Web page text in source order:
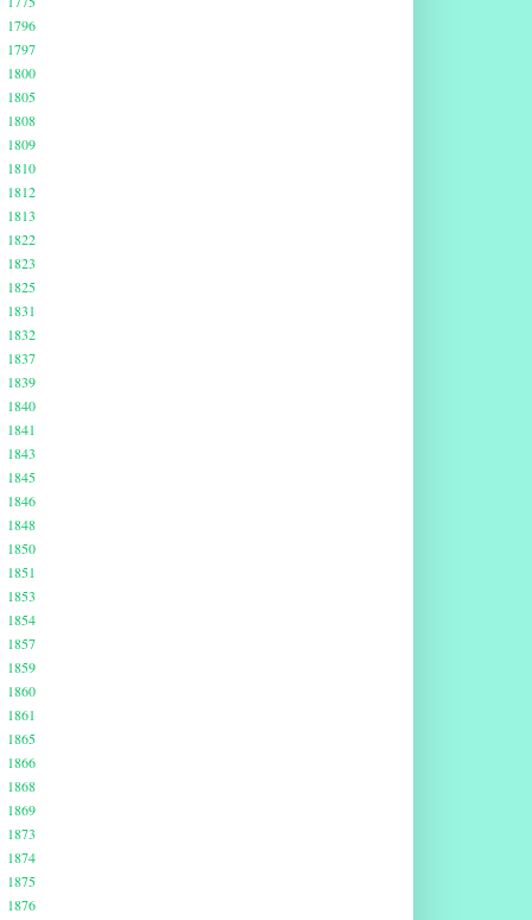
1796
1797
1800
1805
1808
1809
1810
1812
1813
1822
1823
1825
1831
1832
1837
1839
1840
1841
1843
1845
1846
1848
1850
1851
1853
1854
1857
1859
1860
1861
1865
1866
1868
1869
1873
1874
1875
1876